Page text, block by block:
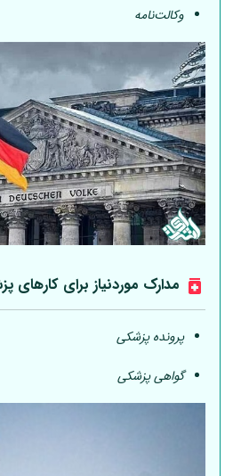
وکالت‌نامه
مدارک موردنیاز برای کارهای
پرونده پزشکی
گواهی پزشکی